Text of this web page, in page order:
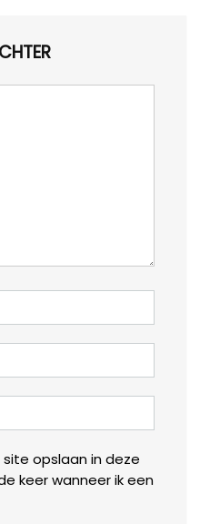
opslaan in deze
keer wanneer ik een